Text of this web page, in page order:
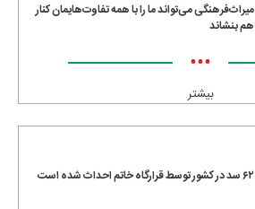
میراث‌فرهنگی می‌تواند ما را با همه تفاوت‌هایمان کنار
هم بنشاند
•••
بیشتر
۶۲ سد در کشور توسط قرارگاه خاتم احداث شده است